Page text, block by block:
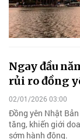
Ngay đầu
rủi ro đồng
02/01/2026 03:00
Đồng yên Nhật
tăng, khiến giới
sớm hành động.